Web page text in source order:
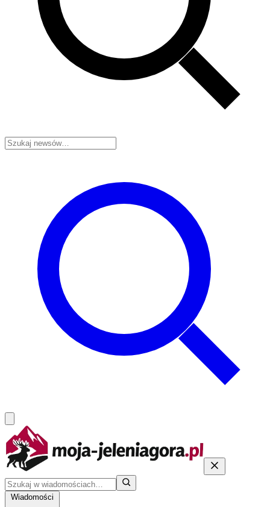
Wiadomości